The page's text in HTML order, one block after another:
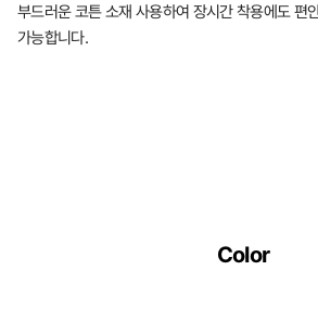
부드러운 코튼 소재 사용하여 장시간 착용에도 편
가능합니다.
Color